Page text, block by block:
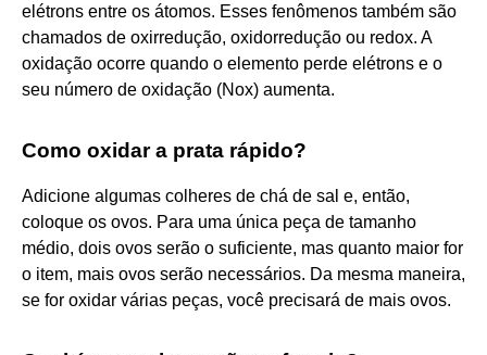
elétrons entre os átomos. Esses fenômenos também são
chamados de oxirredução, oxidorredução ou redox. A
oxidação ocorre quando o elemento perde elétrons e o
seu número de oxidação (Nox) aumenta.
Como oxidar a prata rápido?
Adicione algumas colheres de chá de sal e, então,
coloque os ovos. Para uma única peça de tamanho
médio, dois ovos serão o suficiente, mas quanto maior for
o item, mais ovos serão necessários. Da mesma maneira,
se for oxidar várias peças, você precisará de mais ovos.